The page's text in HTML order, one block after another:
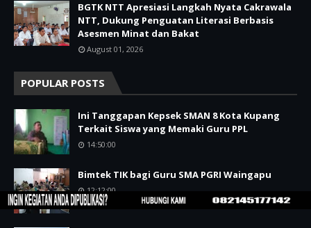
BGTK NTT Apresiasi Langkah Nyata Cakrawala
NTT, Dukung Penguatan Literasi Berbasis
Asesmen Minat dan Bakat
August 01, 2026
POPULAR POSTS
Ini Tanggapan Kepsek SMAN 8 Kota Kupang
Terkait Siswa yang Memaki Guru PPL
14:50:00
Bimtek TIK bagi Guru SMA PGRI Waingapu
12:12:00